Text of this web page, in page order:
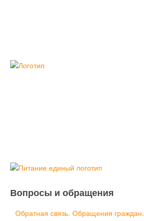
Вопросы и обращения
Обратная связь. Обращения граждан.